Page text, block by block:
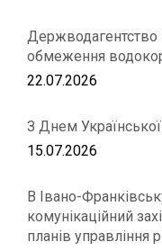
Держводагентство
обмеження
22.07.2026
З Днем
15.07.2026
В Івано-
комунікаційний
планів управління